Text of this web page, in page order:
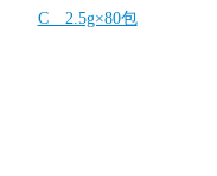
C 2.5g×80包